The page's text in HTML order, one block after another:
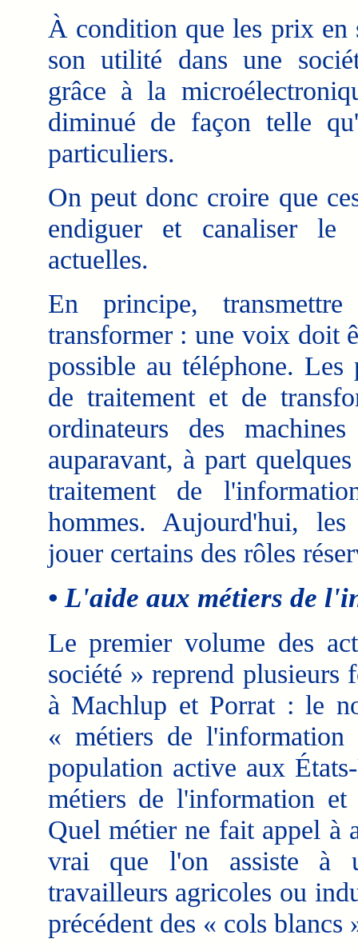
À condition que les prix en
son utilité dans une
grâce à la
diminué de façon telle
particuliers.
On peut donc croire que
endiguer et canaliser le
actuelles.
En principe,
transformer : une voix doit
possible au téléphone. Les
de traitement et de
ordinateurs des
auparavant, à part
traitement de
hommes. Aujourd'hui,
jouer certains des rôles
• L'aide aux métiers de
Le premier volume des
société » reprend plusieurs
à Machlup et Porrat : le
« métiers de
population active aux
métiers de l'information et
Quel métier ne fait appel à
vrai que l'on assiste à
travailleurs agricoles ou
précédent des « cols blancs